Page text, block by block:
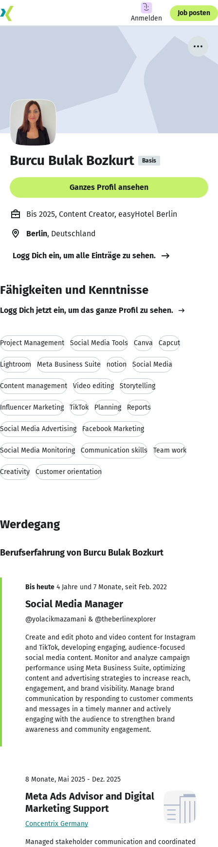
Anmelden
Job posten
Burcu Bulak Bozkurt Basis
Ganzes Profil ansehen
Bis 2025, Content Creator, easyHotel Berlin
Berlin, Deutschland
Logg Dich ein, um alle Einträge zu sehen.
Fähigkeiten und Kenntnisse
Logg Dich jetzt ein, um das ganze Profil zu sehen.
Project Management Social Media Tools Canva Capcut
Lightroom Meta Business Suite notion Social Media
Content management Video editing Storytelling
Influencer Marketing TikTok Planning Reports
Social Media Advertising Facebook Marketing
Social Media Monitoring Communication skills Team work
Creativity Customer orientation
Werdegang
Berufserfahrung von Burcu Bulak Bozkurt
Bis heute 4 Jahre und 7 Monate, seit Feb. 2022
Social Media Manager
@yolacikmazamani & @theberlinexplorer
Create and edit photo and video content for Instagram
and TikTok, developing engaging, audience-focused
social media content. Monitor and analyze campaign
performance using Meta Business Suite, optimizing
content and advertising strategies to increase reach,
engagement, and brand visibility. Manage brand
communication by responding to customer comments
and messages in a timely manner and actively
engaging with the audience to strengthen brand
awareness and community engagement.
8 Monate, Mai 2025 - Dez. 2025
Meta Ads Advisor and Digital
Marketing Support
Concentrix Germany
Managed stakeholder communication and coordinated